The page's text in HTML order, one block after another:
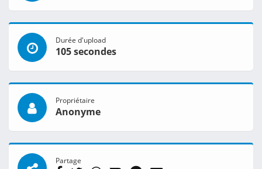
Durée d'upload
105 secondes
Propriétaire
Anonyme
Partage